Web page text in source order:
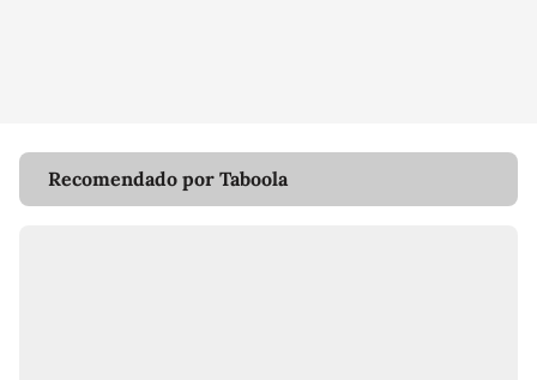
Recomendado por Taboola